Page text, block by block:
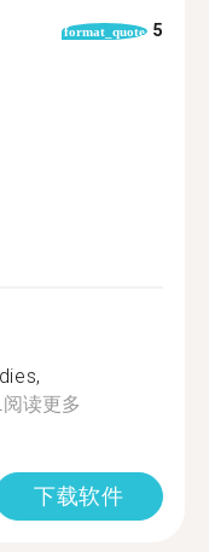
format_quote 5
阅读更多
下载软件